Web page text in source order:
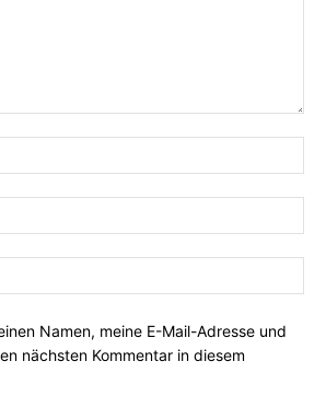
Namen, meine E-Mail-Adresse und
nächsten Kommentar in diesem